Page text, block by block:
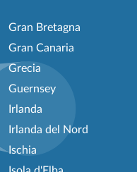
Gran Bretagna
Gran Canaria
Grecia
Guernsey
Irlanda
Irlanda del Nord
Ischia